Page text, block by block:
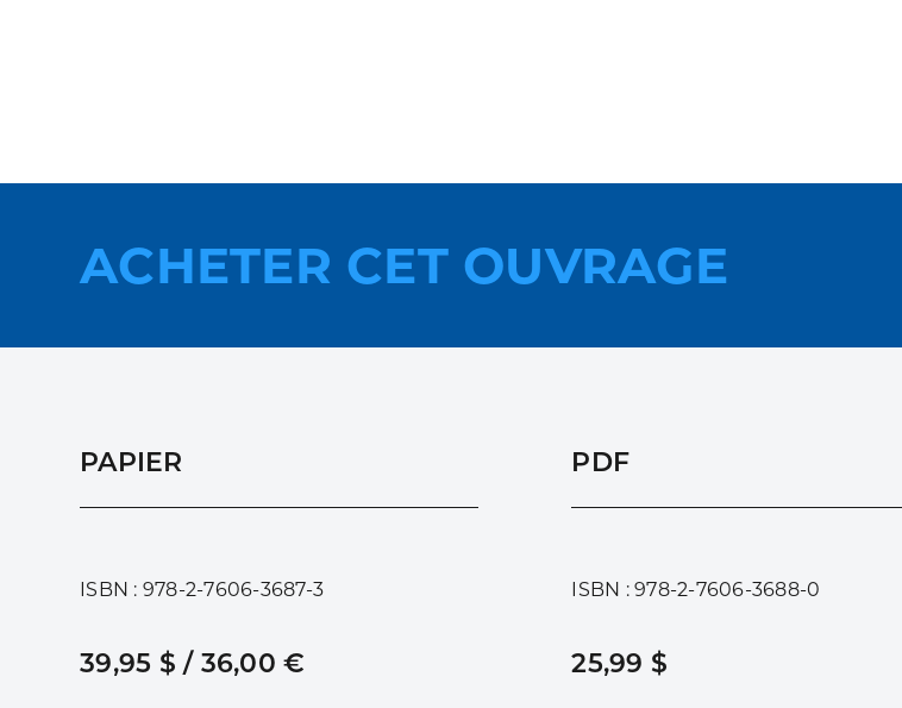
ACHETER CET OUVRAGE
PAPIER
ISBN : 978-2-7606-3687-3
39,95 $ / 36,00 €
PDF
ISBN : 978-2-7606-3688-0
25,99 $